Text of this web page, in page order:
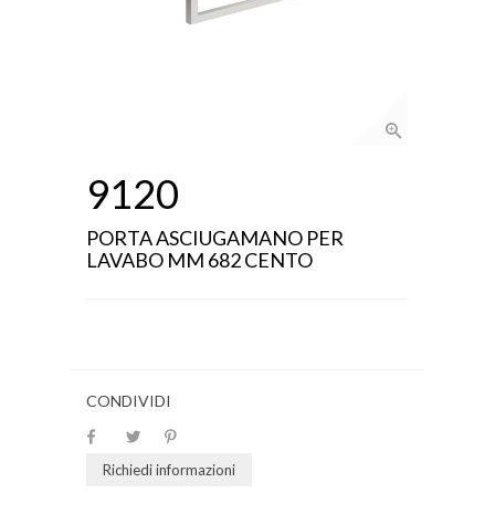
9120
PORTA ASCIUGAMANO PER
LAVABO MM 682 CENTO
CONDIVIDI
Richiedi informazioni